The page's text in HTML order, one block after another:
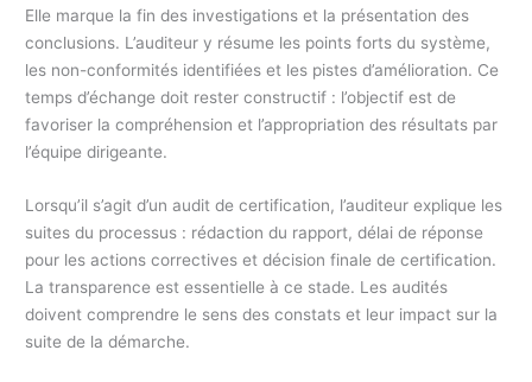
Elle marque la fin des investigations et la présentation des
conclusions. L’auditeur y résume les points forts du système,
les non-conformités identifiées et les pistes d’amélioration. Ce
temps d’échange doit rester constructif : l’objectif est de
favoriser la compréhension et l’appropriation des résultats par
l’équipe dirigeante.
Lorsqu’il s’agit d’un audit de certification, l’auditeur explique les
suites du processus : rédaction du rapport, délai de réponse
pour les actions correctives et décision finale de certification.
La transparence est essentielle à ce stade. Les audités
doivent comprendre le sens des constats et leur impact sur la
suite de la démarche.